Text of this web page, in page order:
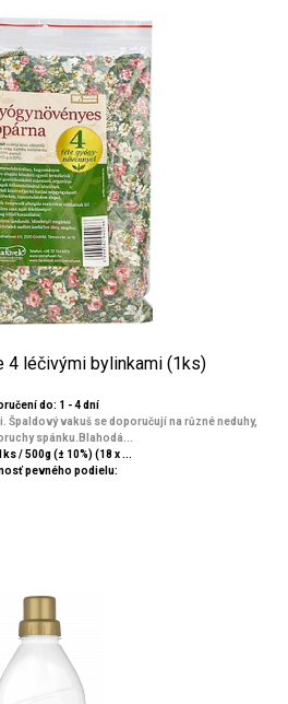
4 léčivými bylinkami (1ks)
do: 1 - 4 dní
Špaldový vakuš se doporučují na různé neduhy,
spánku.Blahodá...
/ 500g (± 10%) (18 x ...
pevného podielu: